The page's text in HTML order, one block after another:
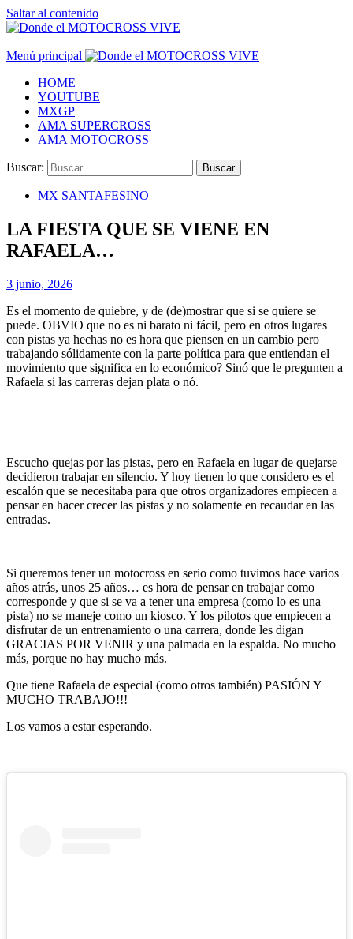
Saltar al contenido
Menú principal
HOME
YOUTUBE
MXGP
AMA SUPERCROSS
AMA MOTOCROSS
Buscar:
MX SANTAFESINO
LA FIESTA QUE SE VIENE EN
RAFAELA…
3 junio, 2026
Es el momento de quiebre, y de (de)mostrar que si se quiere se
puede. OBVIO que no es ni barato ni fácil, pero en otros lugares
con pistas ya hechas no es hora que piensen en un cambio pero
trabajando sólidamente con la parte política para que entiendan el
movimiento que significa en lo económico? Sinó que le pregunten a
Rafaela si las carreras dejan plata o nó.
Escucho quejas por las pistas, pero en Rafaela en lugar de quejarse
decidieron trabajar en silencio. Y hoy tienen lo que considero es el
escalón que se necesitaba para que otros organizadores empiecen a
pensar en hacer crecer las pistas y no solamente en recaudar en las
entradas.
Si queremos tener un motocross en serio como tuvimos hace varios
años atrás, unos 25 años… es hora de pensar en trabajar como
corresponde y que si se va a tener una empresa (como lo es una
pista) no se maneje como un kiosco. Y los pilotos que empiecen a
disfrutar de un entrenamiento o una carrera, donde les digan
GRACIAS POR VENIR y una palmada en la espalda. No mucho
más, porque no hay mucho más.
Que tiene Rafaela de especial (como otros también) PASIÓN Y
MUCHO TRABAJO!!!
Los vamos a estar esperando.